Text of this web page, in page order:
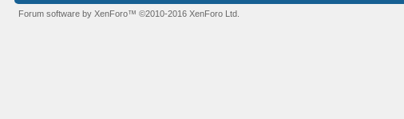
Forum software by XenForo™©2010-2016 XenForo Ltd.